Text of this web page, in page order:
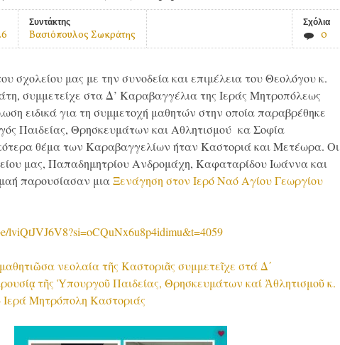
Συντάκτης
Βασιόπουλος Σωκράτης
Σχόλια
0
σχολείου μας με την συνοδεία και επιμέλεια του Θεολόγου κ.
συμμετείχε στα Δ’ Καραβαγγέλια της Ιεράς Μητροπόλεως
ειδικά για τη συμμετοχή μαθητών στην οποία παραβρέθηκε
Παιδείας, Θρησκευμάτων και Αθλητισμού κα Σοφία
θέμα των Καραβαγγελίων ήταν Καστοριά και Μετέωρα. Οι
μας, Παπαδημητρίου Ανδρομάχη, Καφαταρίδου Ιωάννα και
παρουσίασαν μιαΞενάγηση στον Ιερό Ναό Αγίου Γεωργίου
lviQtJVJ6V8?si=oCQuNx6u8p4idimu&t=4059
νεολαία τῆς Καστοριᾶς συμμετεῖχε στά Δ΄
τῆς Ὑπουργοῦ Παιδείας, Θρησκευμάτων καί Ἀθλητισμοῦ κ.
Μητρόπολη Καστοριάς